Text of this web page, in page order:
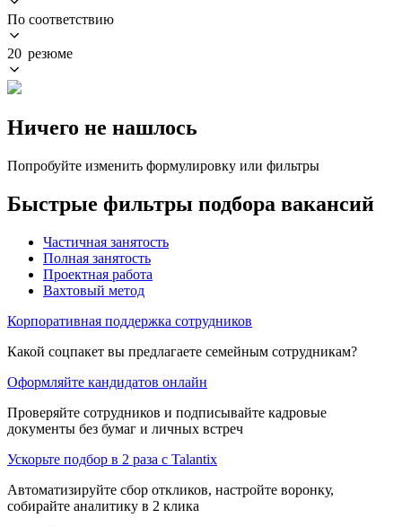
По соответствию
20 резюме
Ничего не нашлось
Попробуйте изменить формулировку или фильтры
Быстрые фильтры подбора вакансий
Частичная занятость
Полная занятость
Проектная работа
Вахтовый метод
Корпоративная поддержка сотрудников
Какой соцпакет вы предлагаете семейным сотрудникам?
Оформляйте кандидатов онлайн
Проверяйте сотрудников и подписывайте кадровые
документы без бумаг и личных встреч
Ускорьте подбор в 2 раза с Talantix
Автоматизируйте сбор откликов, настройте воронку,
собирайте аналитику в 2 клика